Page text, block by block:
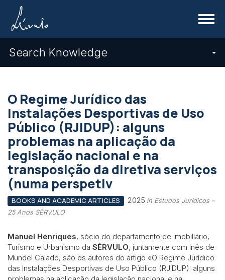
Menu
Search Knowledge
O Regime Jurídico das
Instalações Desportivas de Uso
Público (RJIDUP): alguns
problemas na aplicação da
legislação nacional e na
transposição da diretiva serviços
(numa perspetiv
BOOKS AND ACADEMIC ARTICLES 2025 in Estudos Jurídicos –
25 Anos SÉRVULO
Manuel Henriques, sócio do departamento de Imobiliário,
Turismo e Urbanismo da SÉRVULO, juntamente com Inês de
Mundel Calado, são os autores do artigo «O Regime Jurídico
das Instalações Desportivas de Uso Público (RJIDUP): alguns